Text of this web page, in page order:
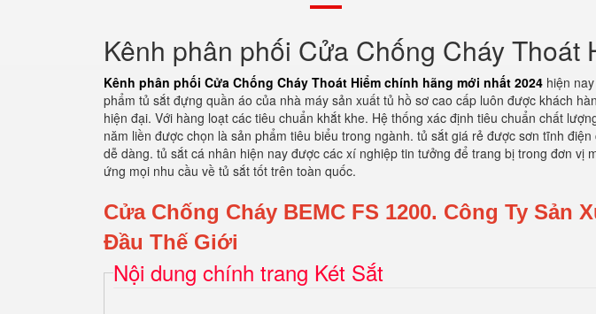
Kênh phân phối Cửa Chống Cháy
Kênh phân phối Cửa Chống Cháy Thoát Hiểm chính hãng mới nhất 2024 hiện
phẩm tủ sắt đựng quần áo của nhà máy sản xuất tủ hồ sơ cao cấp luôn được khách
hiện đại. Với hàng loạt các tiêu chuẩn khắt khe. Hệ thống xác định tiêu chuẩn chất
năm liền được chọn là sản phẩm tiêu biểu trong ngành. tủ sắt giá rẻ được sơn tĩnh
dễ dàng. tủ sắt cá nhân hiện nay được các xí nghiệp tin tưởng để trang bị trong đơn
ứng mọi nhu cầu về tủ sắt tốt trên toàn quốc.
Cửa Chống Cháy BEMC FS 1200. Công Ty Sản
Đầu Thế Giới
Nội dung chính trang Két Sắt